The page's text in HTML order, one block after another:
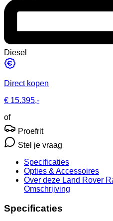
Diesel
Direct kopen
€ 15.395,-
of
Proefrit
Stel je vraag
Specificaties
Opties & Accessoires
Over deze Land Rover
Omschrijving
Specificaties